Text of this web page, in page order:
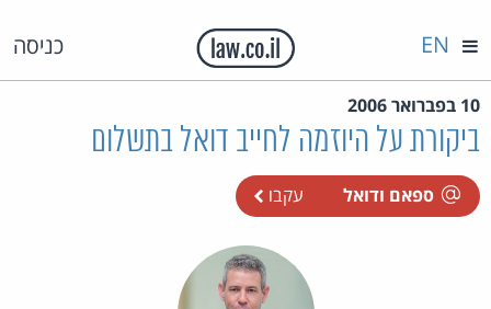
כניסה EN
10 בפברואר 2006
ביקורת על היוזמה לחייב דואל בתשלום
ספאם ודואל עקבו